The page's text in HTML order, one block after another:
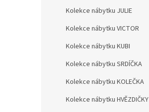
Kolekce nábytku JULIE
Kolekce nábytku VICTOR
Kolekce nábytku KUBI
Kolekce nábytku SRDÍČKA
Kolekce nábytku KOLEČKA
Kolekce nábytku HVĚZDIČKY